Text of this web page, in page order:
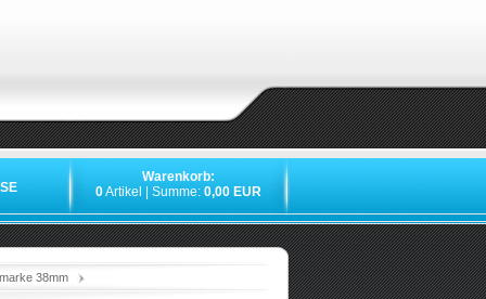
Warenkorb:
0Artikel | Summe: 0,00 EUR
38mm